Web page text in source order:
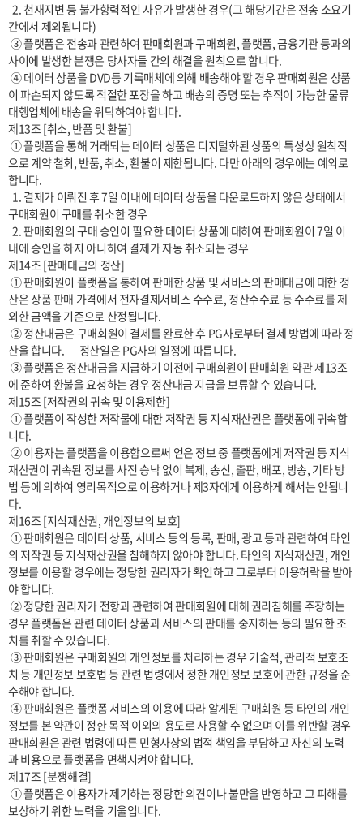
  2. 천재지변 등 불가항력적인 사유가 발생한 경우(그 해당기간은 전송 소요기
간에서 제외됩니다)
사이에 발생한 분쟁은 당사자들 간의 해결을 원칙으로 합니다.
이 파손되지 않도록 적절한 포장을 하고 배송의 증명 또는 추적이 가능한 물류
대행업체에 배송을 위탁하여야 합니다.
제13조 [취소, 반품 및 환불]
으로 계약 철회, 반품, 취소, 환불이 제한됩니다. 다만 아래의 경우에는 예외로
합니다.
구매회원이 구매를 취소한 경우
  2. 판매회원의 구매 승인이 필요한 데이터 상품에 대하여 판매회원이 7일 이
내에 승인을 하지 아니하여 결제가 자동 취소되는 경우
제14조 [판매대금의 정산]
산은 상품 판매 가격에서 전자결제서비스 수수료, 정산수수료 등 수수료를 제
외한 금액을 기준으로 산정됩니다.
산을 합니다.       정산일은 PG사의 일정에 따릅니다.
에 준하여 환불을 요청하는 경우 정산대금 지급을 보류할 수 있습니다.
제15조 [저작권의 귀속 및 이용제한]
니다.
재산권이 귀속된 정보를 사전 승낙 없이 복제, 송신, 출판, 배포, 방송, 기타 방
법 등에 의하여 영리목적으로 이용하거나 제3자에게 이용하게 해서는 안됩니
다.
제16조 [지식재산권, 개인정보의 보호]
의 저작권 등 지식재산권을 침해하지 않아야 합니다. 타인의 지식재산권, 개인
정보를 이용할 경우에는 정당한 권리자가 확인하고 그로부터 이용허락을 받아
야 합니다.
경우 플랫폼은 관련 데이터 상품과 서비스의 판매를 중지하는 등의 필요한 조
치를 취할 수 있습니다.
치 등 개인정보 보호법 등 관련 법령에서 정한 개인정보 보호에 관한 규정을 준
수해야 합니다.
정보를 본 약관이 정한 목적 이외의 용도로 사용할 수 없으며 이를 위반할 경우
판매회원은 관련 법령에 따른 민형사상의 법적 책임을 부담하고 자신의 노력
과 비용으로 플랫폼을 면책시켜야 합니다.
제17조 [분쟁해결]
보상하기 위한 노력을 기울입니다.